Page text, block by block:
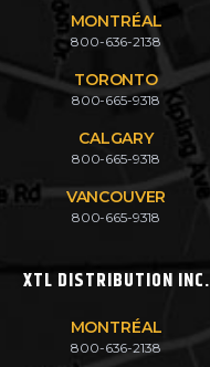
MONTRÉAL
800-636-2138
TORONTO
800-665-9318
CALGARY
800-665-9318
VANCOUVER
800-665-9318
XTL DISTRIBUTION INC.
MONTRÉAL
800-636-2138